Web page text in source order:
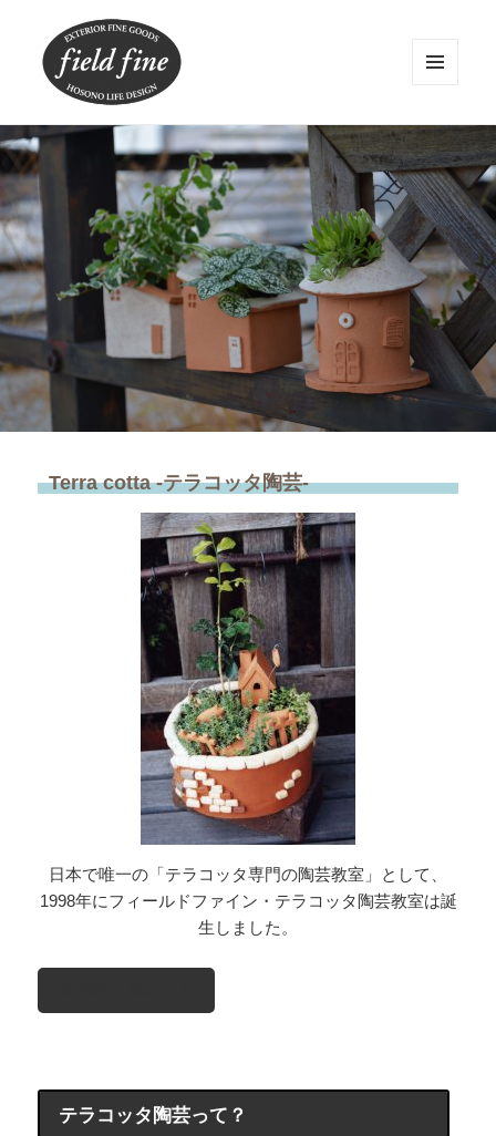
field fine
ィジェ
ット
Terra cotta -テラコッタ陶芸-
日本で唯一の「テラコッタ専門の陶芸教室」として、
1998年にフィールドファイン・テラコッタ陶芸教室は誕
生しました。
テラコッタ陶芸って？